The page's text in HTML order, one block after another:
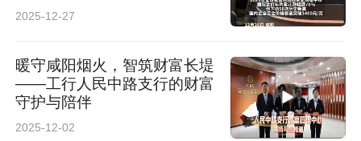
2025-12-27
暖守咸阳烟火，智筑财富长堤
——工行人民中路支行的财富
守护与陪伴
2025-12-02